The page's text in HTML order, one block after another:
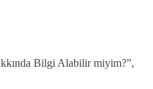
Bilgi Alabilir miyim?”,